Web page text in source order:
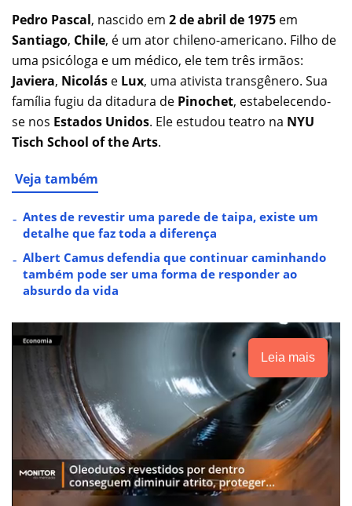
Pedro Pascal, nascido em 2 de abril de 1975 em
Santiago, Chile, é um ator chileno-americano. Filho de
uma psicóloga e um médico, ele tem três irmãos:
Javiera, Nicolás e Lux, uma ativista transgênero. Sua
família fugiu da ditadura de Pinochet, estabelecendo-
se nos Estados Unidos. Ele estudou teatro na NYU
Tisch School of the Arts.
Veja também
Antes de revestir uma parede de taipa, existe um
detalhe que faz toda a diferença
Albert Camus defendia que continuar caminhando
também pode ser uma forma de responder ao
absurdo da vida
Leia mais